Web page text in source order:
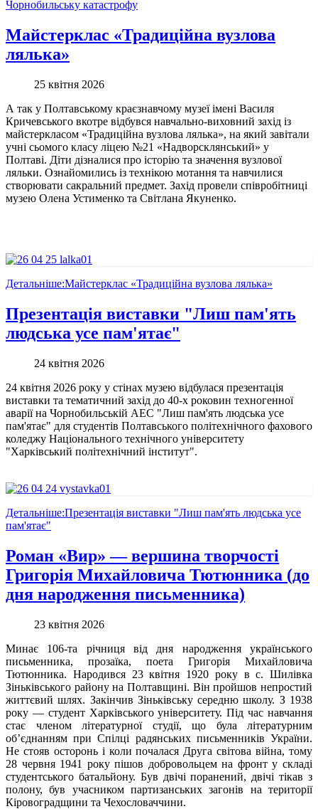
Чорнобильську катастрофу
Майстерклас «Традиційна вузлова
лялька»
25 квітня 2026
А так у Полтавському краєзнавчому музеї імені Василя
Кричевського вкотре відбувся навчально-виховний захід із
майстеркласом «Традиційна вузлова лялька», на який завітали
учні сьомого класу ліцею №21 «Надворсклянський» у
Полтаві. Діти дізналися про історію та значення вузлової
ляльки. Ознайомились із технікою мотання та навчилися
створювати сакральний предмет. Захід провели співробітниці
музею Олена Устименко та Світлана Якуненко.
Детальніше:Майстерклас «Традиційна вузлова лялька»
Презентація виставки "Лиш пам'ять
людська усе пам'ятає"
24 квітня 2026
24 квітня 2026 року у стінах музею відбулася презентація
виставки та тематичний захід до 40-х роковин техногенної
аварії на Чорнобильській АЕС "Лиш пам'ять людська усе
пам'ятає" для студентів Полтавського політехнічного фахового
коледжу Національного технічного університету
"Харківський політехнічний інститут".
Детальніше:Презентація виставки "Лиш пам'ять людська усе
пам'ятає"
Роман «Вир» — вершина творчості
Григорія Михайловича Тютюнника (до
дня народження письменника)
23 квітня 2026
Минає 106-та річниця від дня народження українського
письменника, прозаїка, поета Григорія Михайловича
Тютюнника. Народився 23 квітня 1920 року в с. Шилівка
Зіньківського району на Полтавщині. Він пройшов непростий
життєвий шлях. Закінчив Зіньківську середню школу. З 1938
року — студент Харківського університету. Під час навчання
стає членом літературної студії, що була літературним
об’єднанням при Спілці радянських письменників України.
Не стояв осторонь і коли почалася Друга світова війна, тому
28 червня 1941 року пішов добровольцем на фронт у складі
студентського батальйону. Був двічі поранений, двічі тікав з
полону, був учасником партизанських загонів на території
Кіровоградщини та Чехословаччини.